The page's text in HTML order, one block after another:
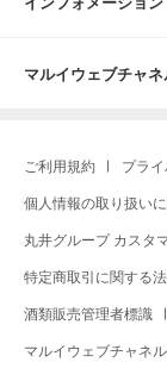
マルイウェブチャ
ご利用規約 プラ
個人情報の取り扱い
丸井グループ カスタ
特定商取引に関する
酒類販売管理者標識
マルイウェブチャネ